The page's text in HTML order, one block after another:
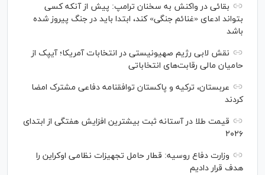
بقائی در واکنش به سخنان ترامپ: پیش از آنکه کسی
بتواند ادعای «غنائم جنگی» کند، ابتدا باید در جنگ پیروز شده
باشد
نقش لابی رژیم صهیونیستی در انتخابات آمریکا؛ آیپک از
حامیان مالی رقابت‌های انتخاباتی
عربستان، ترکیه و پاکستان توافقنامه دفاعی مشترک امضا
کردند
قیمت طلا در آستانه ثبت بیشترین افزایش هفتگی از ابتدای
۲۰۲۶
وزارت دفاع روسیه: قطار حامل تجهیزات نظامی اوکراین را
هدف قرار دادیم